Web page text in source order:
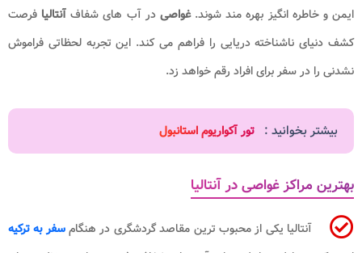
ایمن و خاطره انگیز بهره مند شوند.غواصیدر آب های شفاف آنتالیا فرصت
کشف دنیای ناشناخته دریایی را فراهم می کند. این تجربه لحظاتی فراموش
نشدنی را در سفر برای افراد رقم خواهد زد.
بیشتر بخوانید : تور آکواریوم استانبول
بهترین مراکز غواصی در آنتالیا
آنتالیا یکی از محبوب ترین مقاصد گردشگری در هنگامسفر به ترکیه